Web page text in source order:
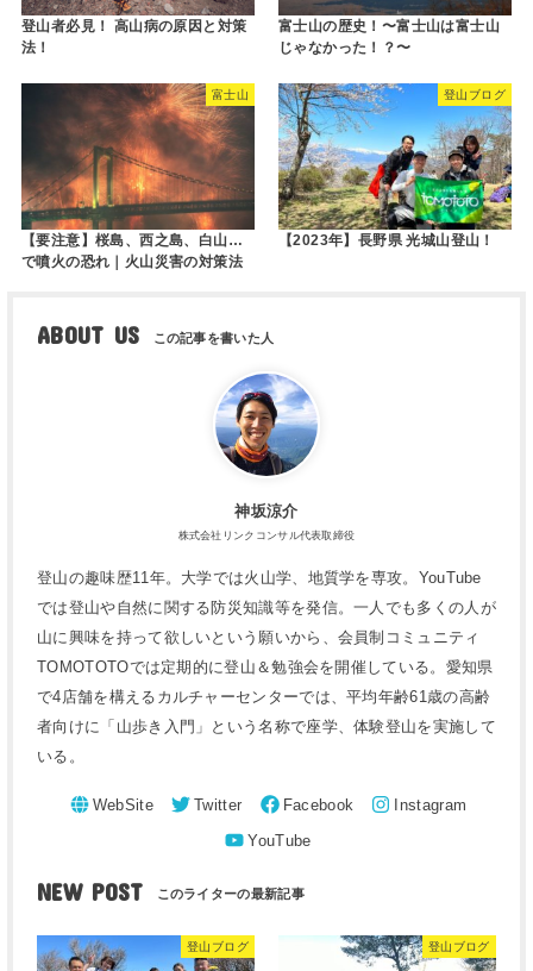
登山者必見！ 高山病の原因と対策
法！
富士山の歴史！〜富士山は富士山
じゃなかった！？〜
富士山
【要注意】桜島、西之島、白山…
で噴火の恐れ｜火山災害の対策法
登山ブログ
【2023年】長野県 光城山登山！
ABOUT US
神坂涼介
株式会社リンクコンサル代表取締役
登山の趣味歴11年。大学では火山学、地質学を専攻。YouTube
では登山や自然に関する防災知識等を発信。一人でも多くの人が
山に興味を持って欲しいという願いから、会員制コミュニティ
TOMOTOTOでは定期的に登山＆勉強会を開催している。愛知県
で4店舗を構えるカルチャーセンターでは、平均年齢61歳の高齢
者向けに「山歩き入門」という名称で座学、体験登山を実施して
いる。
NEW POST
登山ブログ 登山ブログ